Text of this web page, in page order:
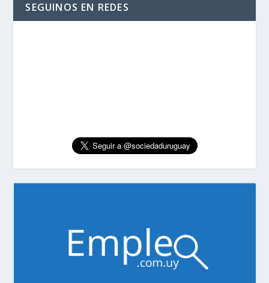
SEGUINOS EN REDES